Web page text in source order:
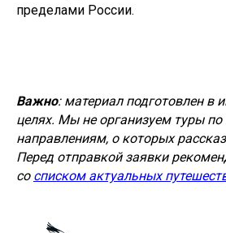
пределами России.
Важно: материал подготовлен в
целях. Мы не организуем туры по
направлениям, о которых
Перед отправкой заявки
со списком актуальных